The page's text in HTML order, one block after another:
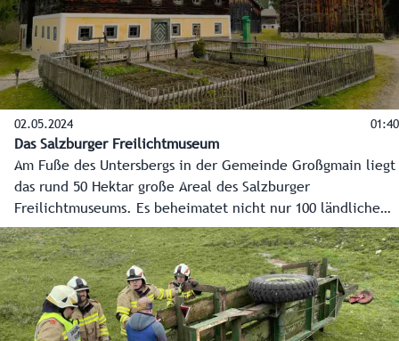
02.05.2024 01:40
Das Salzburger Freilichtmuseum
Am Fuße des Untersbergs in der Gemeinde Großgmain liegt
das rund 50 Hektar große Areal des Salzburger
Freilichtmuseums. Es beheimatet nicht nur 100 ländliche
Bauten aus vergangenen Jahrhunderten, sondern auch eine
1,7 Kilometer lange Museumsbahn und vor allem jede
Menge Orte zum Entdecken aber auch Erholen.